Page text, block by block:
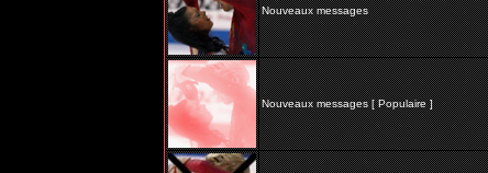
Nouveaux messages
Nouveaux messages [ Populaire ]